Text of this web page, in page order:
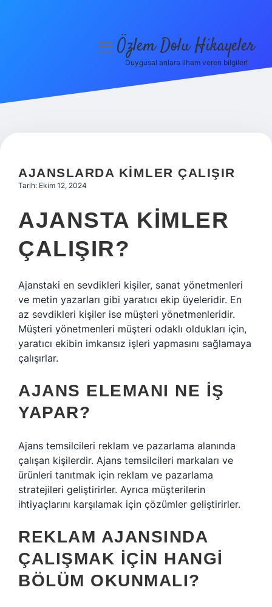
Hakkımızda
menüyüÖzlem Dolu Hikayeler
Duygusal anlara ilham veren bilgiler!
AJANSLARDA KIMLER ÇALIŞIR
Tarih: Ekim 12, 2024
AJANSTA KIMLER
ÇALIŞIR?
Ajanstaki en sevdikleri kişiler, sanat yönetmenleri
ve metin yazarları gibi yaratıcı ekip üyeleridir. En
az sevdikleri kişiler ise müşteri yönetmenleridir.
Müşteri yönetmenleri müşteri odaklı oldukları için,
yaratıcı ekibin imkansız işleri yapmasını sağlamaya
çalışırlar.
AJANS ELEMANI NE IŞ
YAPAR?
Ajans temsilcileri reklam ve pazarlama alanında
çalışan kişilerdir. Ajans temsilcileri markaları ve
ürünleri tanıtmak için reklam ve pazarlama
stratejileri geliştirirler. Ayrıca müşterilerin
ihtiyaçlarını karşılamak için çözümler geliştirirler.
REKLAM AJANSINDA
ÇALIŞMAK IÇIN HANGI
BÖLÜM OKUNMALI?